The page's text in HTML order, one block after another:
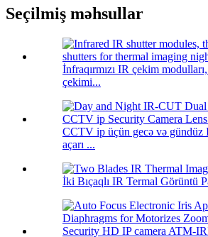
Seçilmiş məhsullar
İnfraqırmızı IR çekim
çekimi...
CCTV ip üçün gecə və
açarı ...
İki Bıçaqlı IR Termal Görüntü